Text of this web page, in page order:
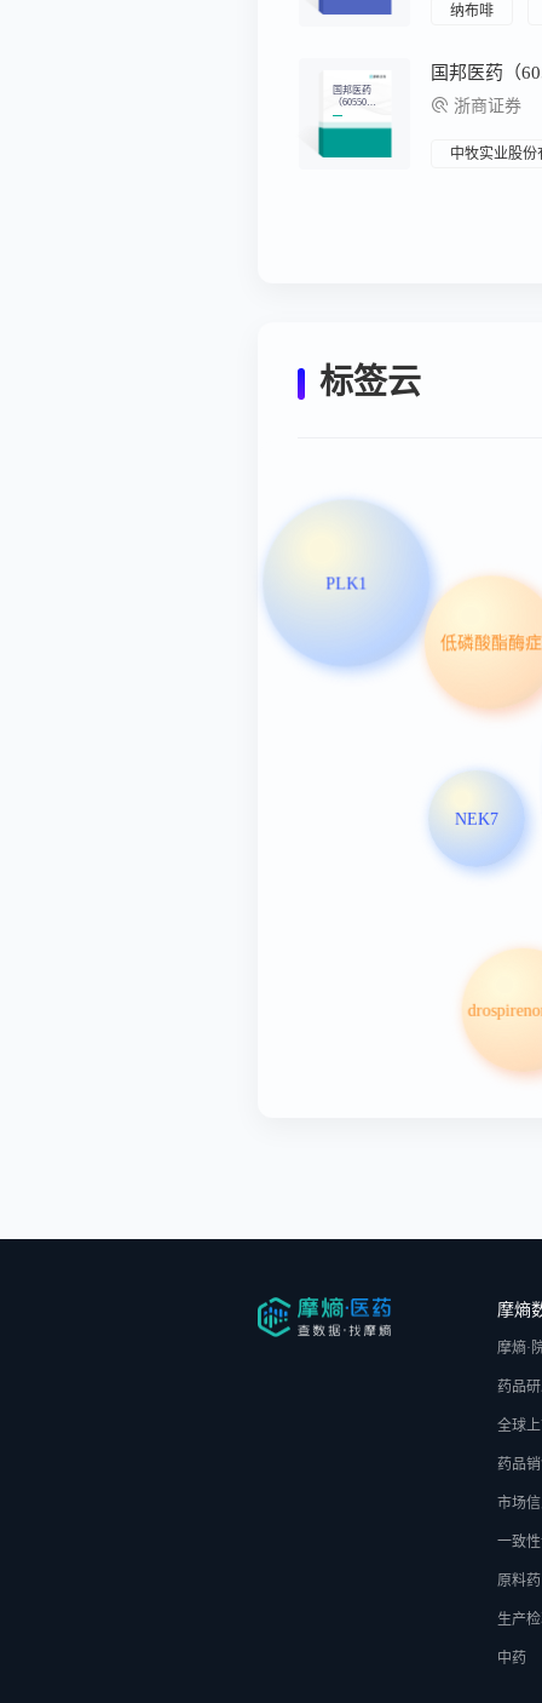
纳布啡
国邦医药
（60550
7）：更新
报告：制造
浙商证券
中牧实业股份
标签云
NEK7
PLK1
低磷酸酯酶症
摩熵
摩熵·
药品
全球
药品
市场
一致
原料药
生产
中药